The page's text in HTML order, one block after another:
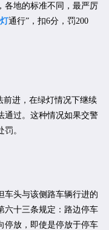
各地的标准不同，最严厉
通行”，扣6分，罚200
前进，在绿灯情况下继续
通过。这种情况如果交警
。
车头与该侧路车辆行进的
六十三条规定：路边停车
停放，即使是停放于停车